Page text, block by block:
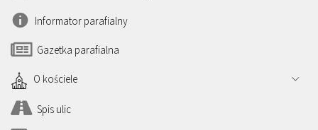
Informator parafialny
Gazetka parafialna
O kościele
Spis ulic